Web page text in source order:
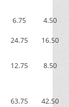
6.75 4.50
24.75 16.50
12.75 8.50
63.75 42.50